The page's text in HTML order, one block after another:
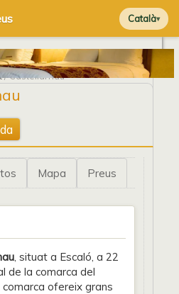
Català
/ Castellarnau
Mapa Preus
, situat a Escaló, a 22
de la comarca del
ofereix grans